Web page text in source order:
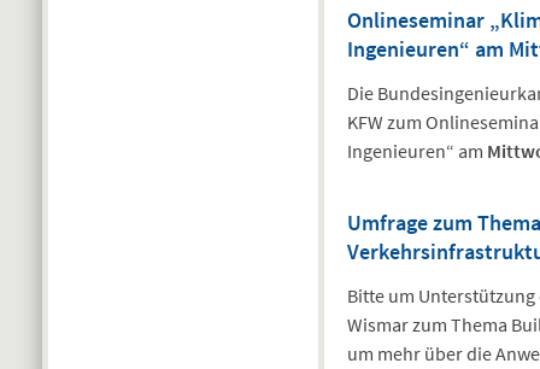
Onlineseminar
Ingenieuren“ am
Die
KFW zum
Ingenieuren“ am
Umfrage zum
Bitte um
Wismar zum Thema
um mehr über die